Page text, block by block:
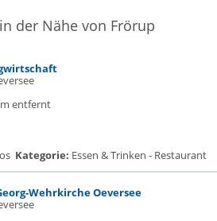
der Nähe von Frörup
entfernt
Kategorie: Essen & Trinken - Restaurant
Wehrkirche Oeversee